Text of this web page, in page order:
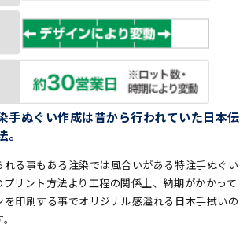
手ぬぐい作成は昔から行われていた日本伝
る事もある注染では風合いがある特注手ぬぐい
リント方法より工程の関係上、納期がかかって
を印刷する事でオリジナル感溢れる日本手拭いの